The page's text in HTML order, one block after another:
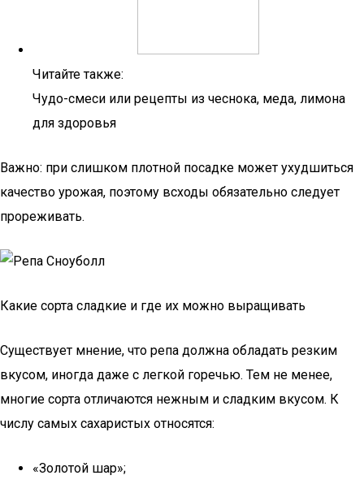
Читайте также:
Чудо-смеси или рецепты из чеснока, меда, лимона
для здоровья
Важно: при слишком плотной посадке может ухудшиться
качество урожая, поэтому всходы обязательно следует
прореживать.
Какие сорта сладкие и где их можно выращивать
Существует мнение, что репа должна обладать резким
вкусом, иногда даже с легкой горечью. Тем не менее,
многие сорта отличаются нежным и сладким вкусом. К
числу самых сахаристых относятся:
«Золотой шар»;